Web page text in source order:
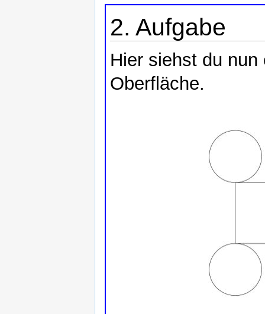
2. Aufgabe
Hier siehst du
Oberfläche.